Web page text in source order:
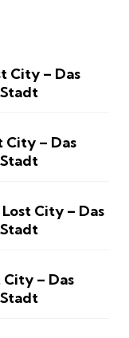
City – Das
City – Das
City – Das
City – Das